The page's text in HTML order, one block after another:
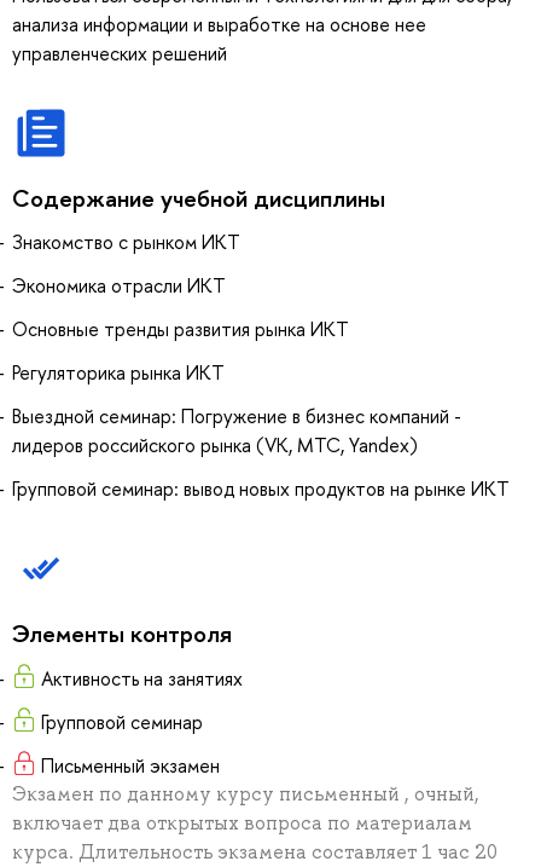
анализа информации и выработке на основе нее
управленческих решений
Содержание учебной дисциплины
Знакомство с рынком ИКТ
Экономика отрасли ИКТ
Основные тренды развития рынка ИКТ
Регуляторика рынка ИКТ
Выездной семинар: Погружение в бизнес компаний -
лидеров роccийского рынка (VK, МТС, Yandex)
Групповой семинар: вывод новых продуктов на рынке ИКТ
Элементы контроля
Активность на занятиях
Групповой семинар
Письменный экзамен
Экзамен по данному курсу письменный , очный,
включает два открытых вопроса по материалам
курса. Длительность экзамена составляет 1 час 20